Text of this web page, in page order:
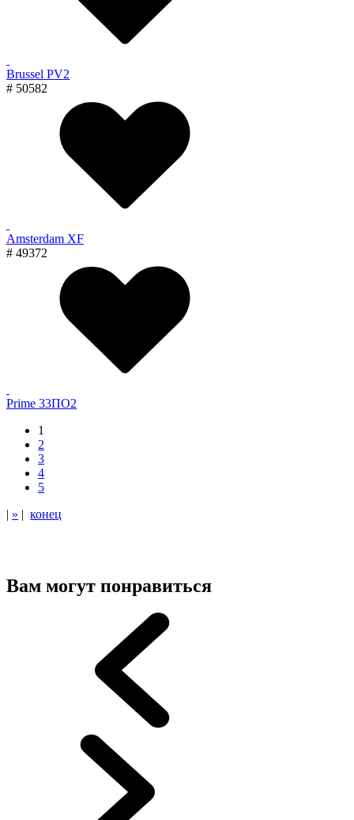
Brussel PV2
# 50582
Amsterdam XF
# 49372
Prime 33ПО2
1
2
3
4
5
| » | конец
Вам могут понравиться